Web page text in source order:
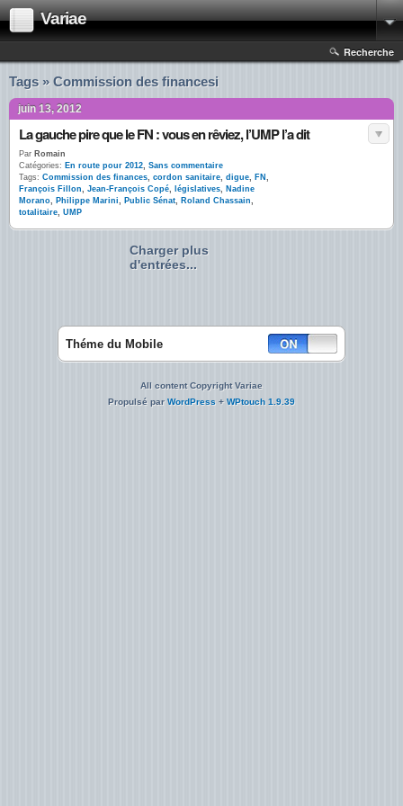
Variae
Recherche
Tags » Commission des financesi
juin 13, 2012
La gauche pire que le FN : vous en rêviez, l’UMP l’a dit
Par Romain
Catégories: En route pour 2012, Sans commentaire
Tags: Commission des finances, cordon sanitaire, digue, FN ,
François Fillon, Jean-François Copé, législatives, Nadine
Morano, Philippe Marini, Public Sénat, Roland Chassain,
totalitaire, UMP
Charger plus
d'entrées...
Théme du Mobile
All content Copyright Variae
Propulsé parWordPress + WPtouch 1.9.39